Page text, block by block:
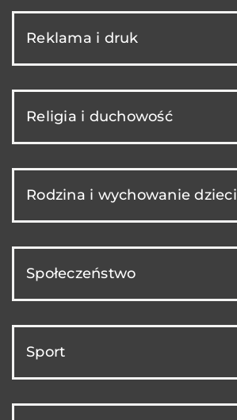
Reklama i druk
Religia i duchowość
Rodzina i wychowanie dzieci
Społeczeństwo
Sport